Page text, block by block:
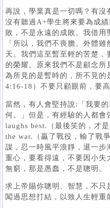
再說，學業真是一切嗎？有沒
沒有聽過A+學生將來要為成
敗，不是永遠的成敗。我借用
「所以，我們不喪膽。外體
天。我們這至暫至輕的苦楚，
的榮耀。原來我們不是顧念所
為所見的是暫時的，所不見的
4:16-18）不要只顧眼前，要
當然，有人會堅持說:「我要
何。」但是，有經驗的人都
laughs best.（最後笑的，才
the war.（贏了戰役，輸了戰
謀，忍一時風平浪靜，退一步
重心，要看得遠，不要因小失
無窮，那是愚蠢，不是聰明。
求上帝賜你聰明、智慧，不只
闖過思想打結，以致人生輕重